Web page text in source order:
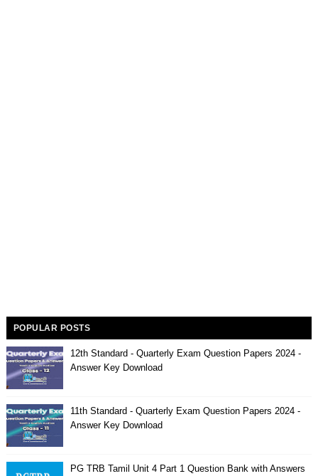
POPULAR POSTS
12th Standard - Quarterly Exam Question Papers 2024 -
Answer Key Download
11th Standard - Quarterly Exam Question Papers 2024 -
Answer Key Download
PG TRB Tamil Unit 4 Part 1 Question Bank with Answers